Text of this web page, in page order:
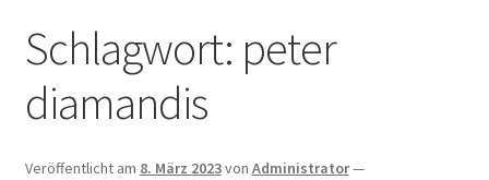
Vorsicht Internetbetrug
Über FunShop
Impressum
Schlagwort: peter
diamandis
Veröffentlicht am 8. März 2023von Administrator—